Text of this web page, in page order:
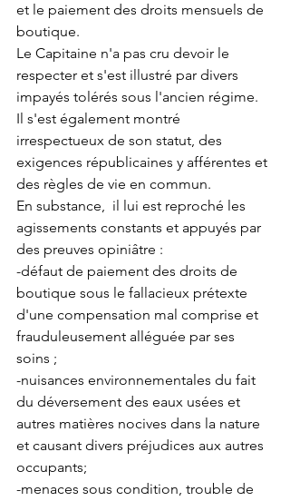
et le paiement des droits mensuels de
boutique.
Le Capitaine n'a pas cru devoir le
respecter et s'est illustré par divers
impayés tolérés sous l'ancien régime.
Il s'est également montré
irrespectueux de son statut, des
exigences républicaines y afférentes et
des règles de vie en commun.
En substance,  il lui est reproché les
agissements constants et appuyés par
des preuves opiniâtre :
-défaut de paiement des droits de
boutique sous le fallacieux prétexte
d'une compensation mal comprise et
frauduleusement alléguée par ses
soins ;
-nuisances environnementales du fait
du déversement des eaux usées et
autres matières nocives dans la nature
et causant divers préjudices aux autres
occupants;
-menaces sous condition, trouble de